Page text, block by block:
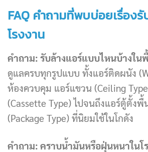
FAQ คำถามที่พบบ่อยเรื่องรั
โรงงาน
คำถาม: รับล้างแอร์แบบไหนบ้างใน
ดูแลครบทุกรูปแบบ ทั้งแอร์ติดผนัง
ห้องควบคุม แอร์แขวน (Ceiling
(Cassette Type) ไปจนถึงแอร์ตู้ตั้ง
(Package Type) ที่นิยมใช้ในโกดัง
คำถาม: คราบน้ำมันหรือฝุ่นหนาในโ